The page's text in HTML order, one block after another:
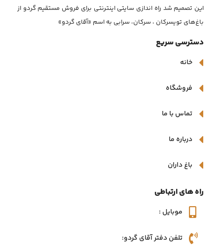
این تصمیم شد راه اندازی سایتی اینترنتی برای فروش مستقیم گردو از
باغ‌های تویسرکان ، سرکان، سرابی به اسم «آقای گردو»
دسترسی سریع
خانه
فروشگاه
تماس با ما
درباره ما
باغ داران
راه های ارتباطی
موبایل :
تلفن دفتر آقای گردو: